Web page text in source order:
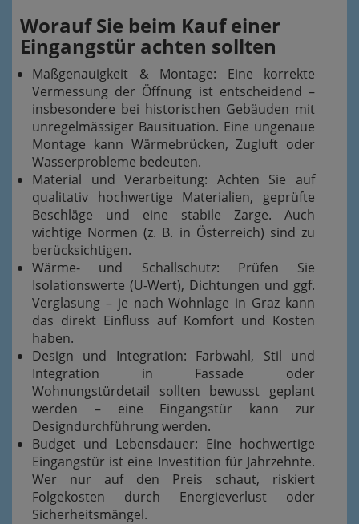
Worauf Sie beim Kauf einer
Eingangstür achten sollten
Maßgenauigkeit & Montage: Eine korrekte
Vermessung der Öffnung ist entscheidend –
insbesondere bei historischen Gebäuden mit
unregelmässiger Bausituation. Eine ungenaue
Montage kann Wärmebrücken, Zugluft oder
Wasser­probleme bedeuten.
Material und Verarbeitung: Achten Sie auf
qualitativ hochwertige Materialien, geprüfte
Beschläge und eine stabile Zarge. Auch
wichtige Normen (z. B. in Österreich) sind zu
berücksichtigen.
Wärme- und Schallschutz: Prüfen Sie
Isolationswerte (U-Wert), Dichtungen und ggf.
Verglasung – je nach Wohnlage in Graz kann
das direkt Einfluss auf Komfort und Kosten
haben.
Design und Integration: Farbwahl, Stil und
Integration in Fassade oder
Wohnungstürdetail sollten bewusst geplant
werden – eine Eingangstür kann zur
Designdurchführung werden.
Budget und Lebensdauer: Eine hochwertige
Eingangstür ist eine Investition für Jahrzehnte.
Wer nur auf den Preis schaut, riskiert
Folgekosten durch Energieverlust oder
Sicherheitsmängel.